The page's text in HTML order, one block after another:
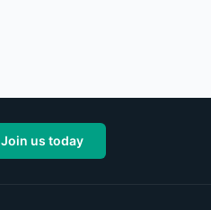
Join us today